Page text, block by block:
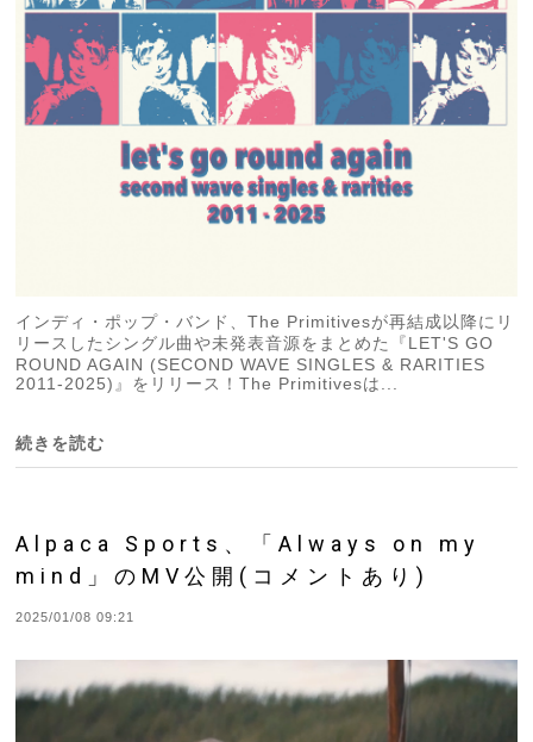
インディ・ポップ・バンド、The Primitivesが再結成以降にリ
リースしたシングル曲や未発表音源をまとめた『LET'S GO
ROUND AGAIN (SECOND WAVE SINGLES & RARITIES
2011-2025)』をリリース！The Primitivesは...
続きを読む
Alpaca Sports、「Always on my
mind」のMV公開(コメントあり)
2025/01/08 09:21